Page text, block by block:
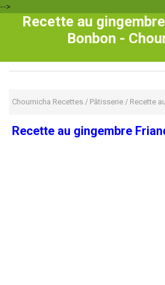
-->
Recette au
Bonbon -
Choumicha Recettes / Pâtisserie / Recette au
Recette au gingembre